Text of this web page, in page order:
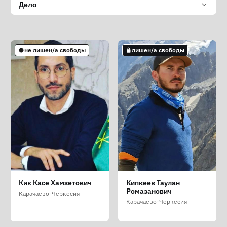
Дело
не лишен/а свободы
Кик Касе Хамзетович
Карачаево-Черкесия
лишен/а свободы
Кипкеев Таулан
Ромазанович
Карачаево-Черкесия